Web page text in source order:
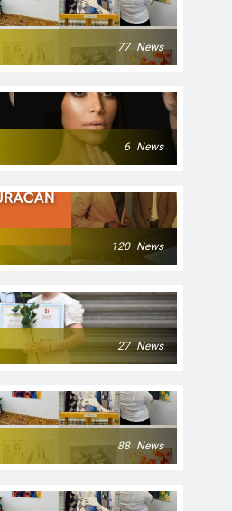
77 News
6 News
120 News
27 News
88 News